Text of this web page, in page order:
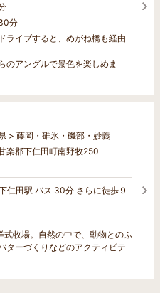
分
ライブすると、めがね橋も経由
のアングルで景色を楽しめま
> 藤岡・碓氷・磯部・妙義
楽郡下仁田町南野牧250
仁田駅 バス 30分 さらに徒歩９
牧場。自然の中で、動物とのふ
ターづくりなどのアクティビテ